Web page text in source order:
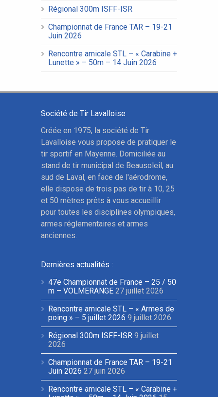
Régional 300m ISFF-ISR
Championnat de France TAR – 19-21
Juin 2026
Rencontre amicale STL – « Carabine +
Lunette » – 50m – 14 Juin 2026
Société de Tir Lavalloise
Créée en 1975, la société de Tir
Lavalloise vous propose de pratiquer le
tir sportif en Mayenne. Domiciliée au
stand de tir municipal de Beausoleil, au
sud de Laval, en face de l'aérodrome,
elle dispose de trois pas de tir à 10, 25
et 50 mètres prêts à vous accueillir
pour toutes les disciplines olympiques,
armes réglementaires et armes
anciennes.
Dernières actualités :
47e Championnat de France – 25 / 50
m – VOLMERANGE 27 juillet 2026
Rencontre amicale STL – « Armes de
poing » – 5 juillet 2026 9 juillet 2026
Régional 300m ISFF-ISR 9 juillet
2026
Championnat de France TAR – 19-21
Juin 2026 27 juin 2026
Rencontre amicale STL – « Carabine +